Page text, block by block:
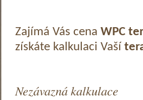
Zajímá Vás cena WPC
získáte kalkulaci Vaší
Nezávazná kalkulace